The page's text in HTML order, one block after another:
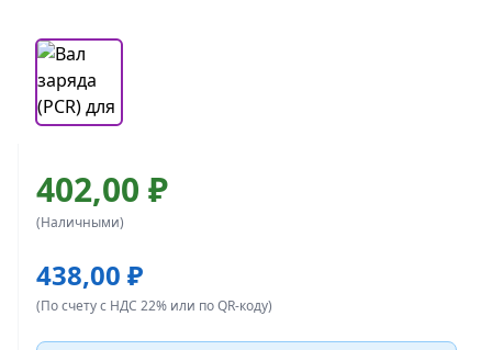
402,00 ₽
(Наличными)
438,00 ₽
(По счету с НДС 22% или по QR-коду)